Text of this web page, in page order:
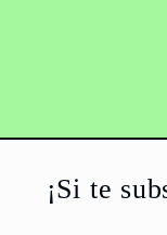
¡Si te